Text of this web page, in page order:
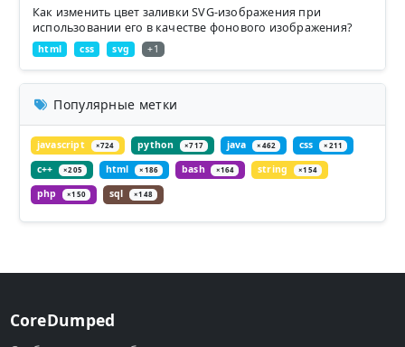
Как изменить цвет заливки SVG-изображения при
использовании его в качестве фонового изображения?
html css svg +1
Популярные метки
javascript ×724 python ×717 java ×462 css ×211
c++ ×205 html ×186 bash ×164 string ×154
php ×150 sql ×148
CoreDumped